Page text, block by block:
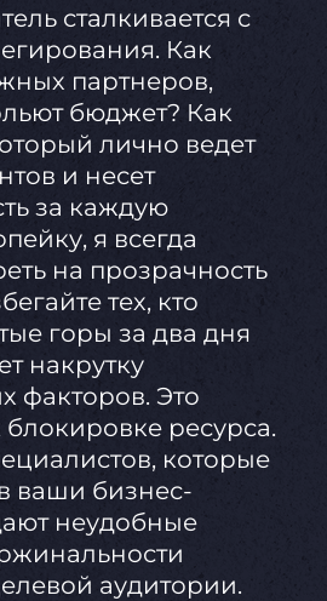
сталкивается с
Как
партнеров,
бюджет? Как
лично ведет
и несет
за каждую
я всегда
на прозрачность
тех, кто
горы за два дня
накрутку
факторов. Это
ресурса.
которые
ваши бизнес-
неудобные
аудитории.